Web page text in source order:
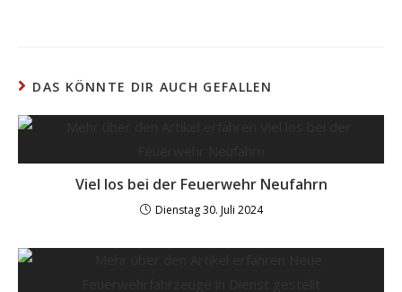
DAS KÖNNTE DIR AUCH GEFALLEN
Viel los bei der Feuerwehr Neufahrn
Dienstag 30. Juli 2024